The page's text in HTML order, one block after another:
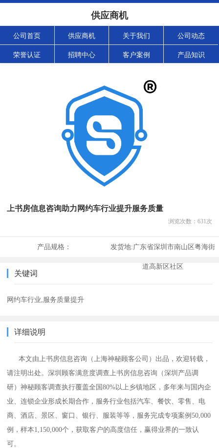
供应商机
公司首页 供应商机 关于我们 公司动态
荣誉认证 招聘中心 客户案例 产品知识
上书房信息咨询助力网约车行业提升服务质量
浏览次数： 631次
产品规格： 发货地:广东省深圳市南山区粤海街
道高新区社区
关键词
网约车行业,服务质量提升
详细说明
本文由上书房信息咨询（上海神秘顾客公司 ）出品，欢迎转载，
请注明出处。深圳顾客满意度调查上书房信息咨询 （深圳产品调
研）神秘顾客调查执行覆盖全国80%以上乡镇地区，多年来与国内企
业、连锁企业形成长期合作，服务行业包括汽车、餐饮、零售、电
商、酒店、景区、窗口、银行、服装等等，服务完成专项案例50,000
例，样本1,150,000个，获取客户的高度信任，赢得业界的一致认
可。